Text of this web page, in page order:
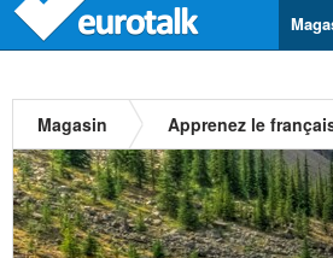
Magasin Apprenez le